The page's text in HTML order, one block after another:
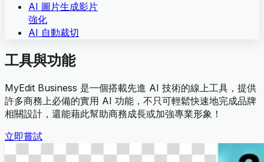
AI 圖片生成影片
強化
AI 自動裁切
工具與功能
MyEdit Business 是一個搭載先進 AI 技術的線上工具，提供
許多商務上必備的實用 AI 功能，不只可輕鬆快速地完成品牌
相關設計，還能藉此幫助商務成長或加強專業形象！
立即嘗試